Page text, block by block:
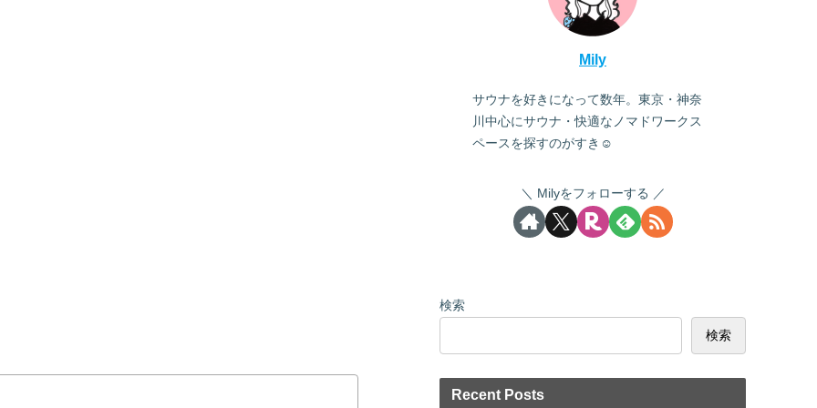
Mily
サウナを好きになって数年。東京・神奈
川中心にサウナ・快適なノマドワークス
ペースを探すのがすき☺
Milyをフォローする
検索
検索
Recent Posts